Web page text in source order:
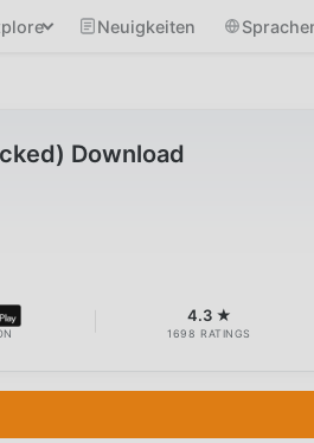
Neuigkeiten
Download
4.3 ★
1698 RATINGS